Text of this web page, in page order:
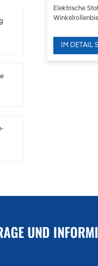
Elektrische
IM DETAIL
UND